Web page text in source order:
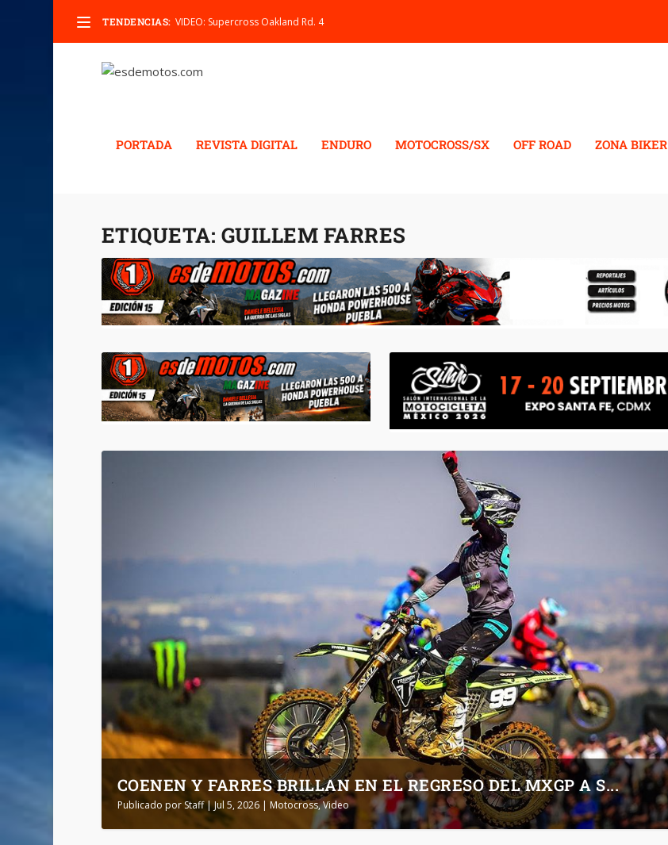
TENDENCIAS: VIDEO: Supercross Oakland Rd. 4
PORTADA REVISTA DIGITAL ENDURO MOTOCROSS/SX OFF ROAD ZONA BIKER
ETIQUETA: GUILLEM FARRES
COENEN Y FARRES BRILLAN EN EL REGRESO DEL MXGP A S...
Publicado porStaff|Jul 5, 2026| Motocross,Video